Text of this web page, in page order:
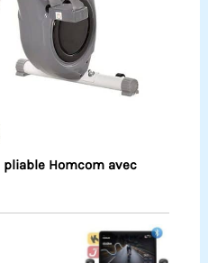
pliable Homcom avec